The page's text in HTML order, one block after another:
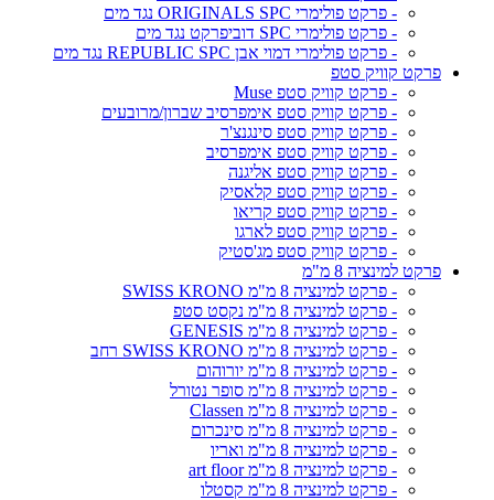
- פרקט פולימרי ORIGINALS SPC נגד מים
- פרקט פולימרי SPC דוביפרקט נגד מים
- פרקט פולימרי דמוי אבן REPUBLIC SPC נגד מים
פרקט קוויק סטפ
- פרקט קוויק סטפ Muse
- פרקט קוויק סטפ אימפרסיב שברון/מרובעים
- פרקט קוויק סטפ סינגנצ'ר
- פרקט קוויק סטפ אימפרסיב
- פרקט קוויק סטפ אליגנה
- פרקט קוויק סטפ קלאסיק
- פרקט קוויק סטפ קריאו
- פרקט קוויק סטפ לארגו
- פרקט קוויק סטפ מג'סטיק
פרקט למינציה 8 מ"מ
- פרקט למינציה 8 מ"מ SWISS KRONO
- פרקט למינציה 8 מ"מ נקסט סטפ
- פרקט למינציה 8 מ"מ GENESIS
- פרקט למינציה 8 מ"מ SWISS KRONO רחב
- פרקט למינציה 8 מ"מ יורוהום
- פרקט למינציה 8 מ"מ סופר נטורל
- פרקט למינציה 8 מ"מ Classen
- פרקט למינציה 8 מ"מ סינכרום
- פרקט למינציה 8 מ"מ ואריו
- פרקט למינציה 8 מ"מ art floor
- פרקט למינציה 8 מ"מ קסטלו